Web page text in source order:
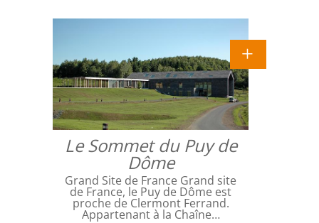
Le Sommet du Puy de
Dôme
Grand Site de France Grand site
de France, le Puy de Dôme est
proche de Clermont Ferrand.
Appartenant à la Chaîne…